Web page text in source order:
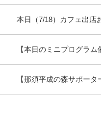
本日（7/18）カフェ出店
【本日のミニプログラム
【那須平成の森サポー